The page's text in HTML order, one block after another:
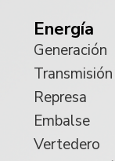
Energía
Generación
Transmisión
Represa
Embalse
Vertedero